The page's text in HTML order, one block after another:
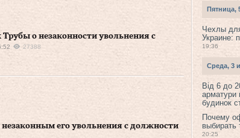
о незаконности увольнения с
27388
незаконным его увольнения с должности
Пятница,
Чехлы
Украине:
19:36
Среда, 3
Від 6 до
арматури
будинок
Почему
выбирать
20:25